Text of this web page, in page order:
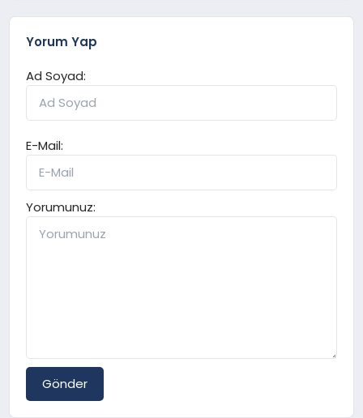
Yorum Yap
Ad Soyad:
E-Mail:
Yorumunuz:
Gönder